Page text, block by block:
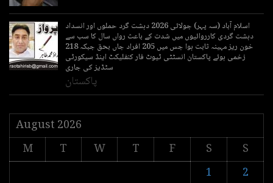
اسلام آباد (سہ پہر) جولائی 2026 دہشت گرد حملوں اور انسداد
دہشت گردی کارروائیوں میں شدت کے باعث رواں سال کا سب سے
خون ریز مہینہ ثابت ہوا جس میں 205 افراد جاں بحق جبکہ 218
زخمی ہوئے پاکستان انسٹٹی ٹیوٹ فار کنفلیکٹ اینڈ سیکورٹی
سٹڈیز کی جاری
پاکستان
August 2026
M
T W T F S
S
1
2